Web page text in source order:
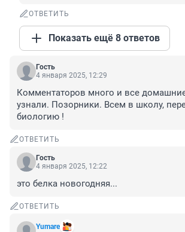
ОТВЕТИТЬ
Показать ещё 8 ответов
Гость
4 января 2025, 12:29
Комментаторов много и все
узнали. Позорники. Всем в школу,
биологию !
ОТВЕТИТЬ
Гость
4 января 2025, 12:22
это белка новогодняя...
ОТВЕТИТЬ
Yumare